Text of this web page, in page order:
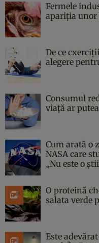
Fermele
apariția unor
De ce
alegere
Consumul
viață ar
Cum arată o
NASA care
„Nu este o
O proteină
salata verde
Este